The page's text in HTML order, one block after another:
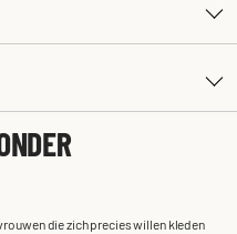
die zich precies willen kleden